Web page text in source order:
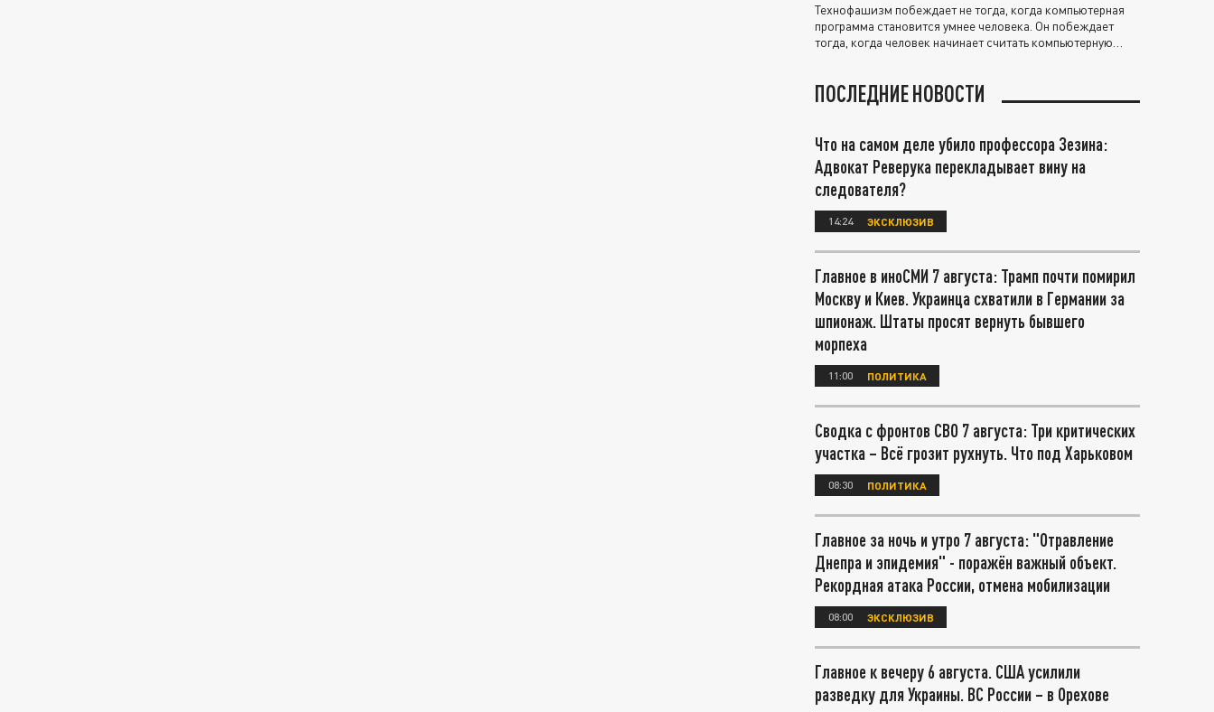
Технофашизм побеждает не тогда, когда компьютерная
программа становится умнее человека. Он побеждает
тогда, когда человек начинает считать компьютерную
ПОСЛЕДНИЕ НОВОСТИ
Что на самом деле убило профессора Зезина:
Адвокат Реверука перекладывает вину на
следователя?
14:24 ЭКСКЛЮЗИВ
Главное в иноСМИ 7 августа: Трамп почти помирил
Москву и Киев. Украинца схватили в Германии за
шпионаж. Штаты просят вернуть бывшего
морпеха
11:00 ПОЛИТИКА
Сводка с фронтов СВО 7 августа: Три критических
участка – Всё грозит рухнуть. Что под Харьковом
08:30 ПОЛИТИКА
Главное за ночь и утро 7 августа: "Отравление
Днепра и эпидемия" - поражён важный объект.
Рекордная атака России, отмена мобилизации
08:00 ЭКСКЛЮЗИВ
Главное к вечеру 6 августа. США усилили
разведку для Украины. ВС России – в Орехове